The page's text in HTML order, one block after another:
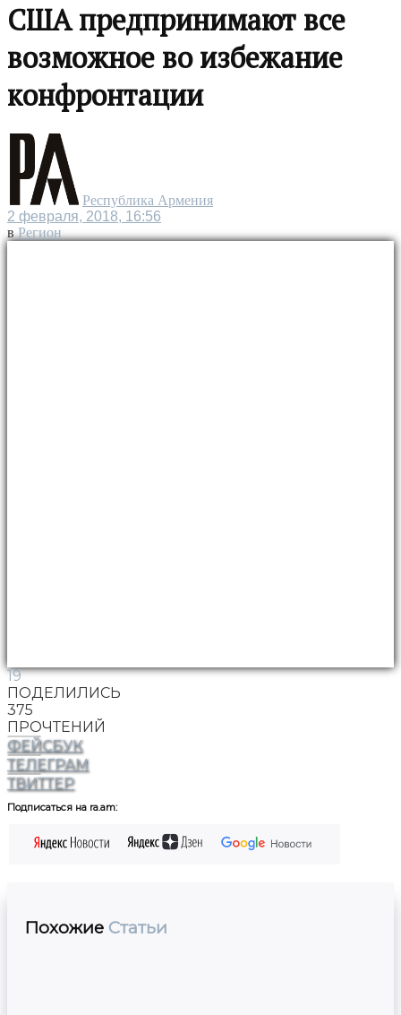
США предпринимают все
возможное во избежание
конфронтации
Республика Армения
2 февраля, 2018, 16:56
в Регион
19
ПОДЕЛИЛИСЬ
375
ПРОЧТЕНИЙ
ФЕЙСБУК
ТЕЛЕГРАМ
ТВИТТЕР
Подписаться на ra.am:
Похожие Статьи